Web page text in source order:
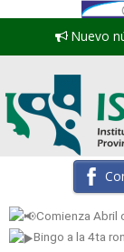
Nuevo
Comienza Abril
Bingo a la 4ta